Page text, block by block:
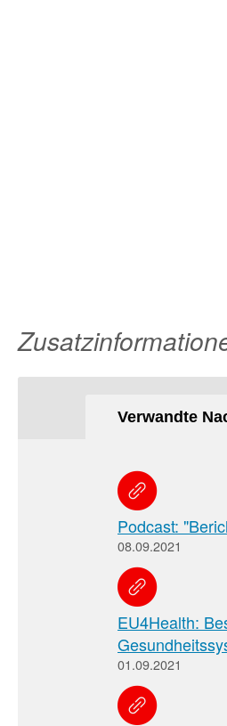
Verwandte
Podcast:
08.09.2021
EU4Health:
01.09.2021